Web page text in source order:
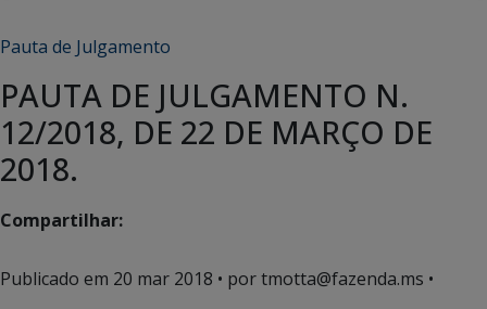
Pauta de Julgamento
PAUTA DE JULGAMENTO N.
12/2018, DE 22 DE MARÇO DE
2018.
Compartilhar:
Publicado em 20 mar 2018 • por tmotta@fazenda.ms •